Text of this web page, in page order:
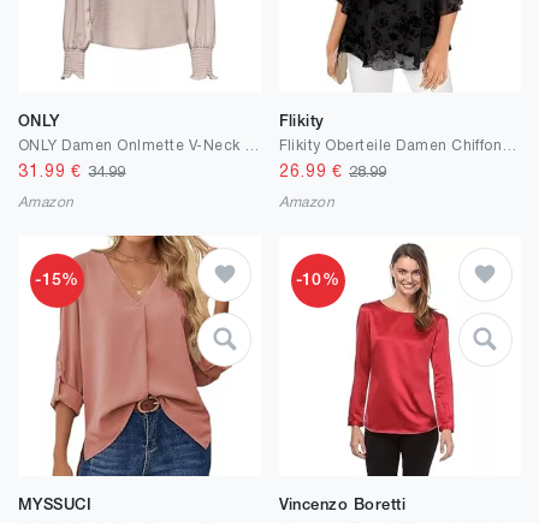
ONLY
31.99 €34.99
Amazon
Flikity
26.99 € 28.99
Amazon
-15%
MYSSUCI
-10%
Vincenzo Boretti